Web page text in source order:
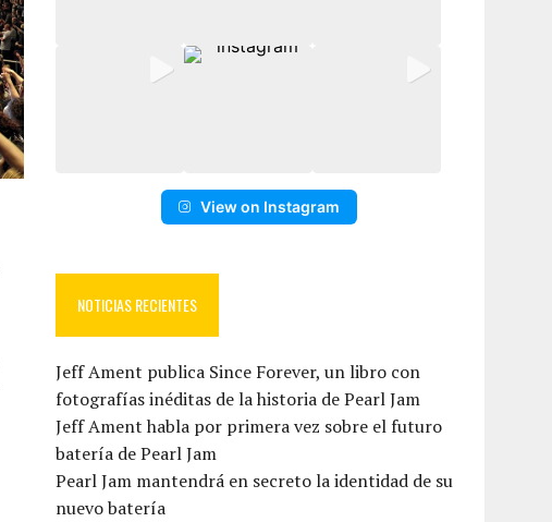
View on Instagram
NOTICIAS RECIENTES
Jeff Ament publica Since Forever, un libro con
fotografías inéditas de la historia de Pearl Jam
Jeff Ament habla por primera vez sobre el futuro
batería de Pearl Jam
Pearl Jam mantendrá en secreto la identidad de su
nuevo batería